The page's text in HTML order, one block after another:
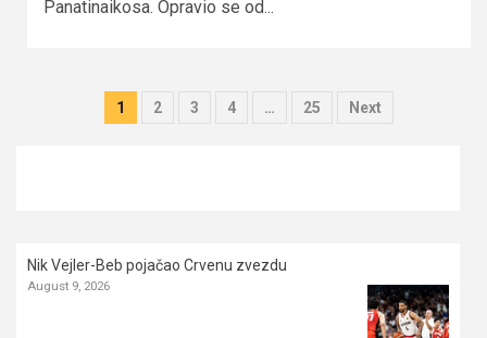
Panatinaikosa. Opravio se od...
Posts
1 2 3 4 … 25 Next
Nik Vejler-Beb pojačao Crvenu zvezdu
August 9, 2026